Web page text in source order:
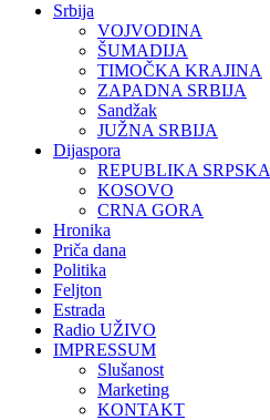
Srbija
VOJVODINA
ŠUMADIJA
TIMOČKA KRAJINA
ZAPADNA SRBIJA
Sandžak
JUŽNA SRBIJA
Dijaspora
REPUBLIKA SRPSKA
KOSOVO
CRNA GORA
Hronika
Priča dana
Politika
Feljton
Estrada
Radio UŽIVO
IMPRESSUM
Slušanost
Marketing
KONTAKT